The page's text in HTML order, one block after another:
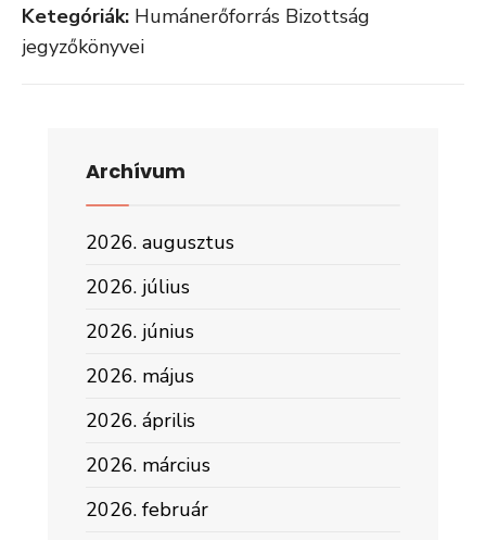
Ketegóriák: Humánerőforrás Bizottság
jegyzőkönyvei
Archívum
2026. augusztus
2026. július
2026. június
2026. május
2026. április
2026. március
2026. február